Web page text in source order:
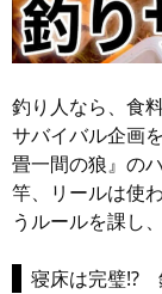
釣り人なら、食
サバイバル企画
畳一間の狼』の
竿、リールは使
うルールを課し
寝床は完璧!?